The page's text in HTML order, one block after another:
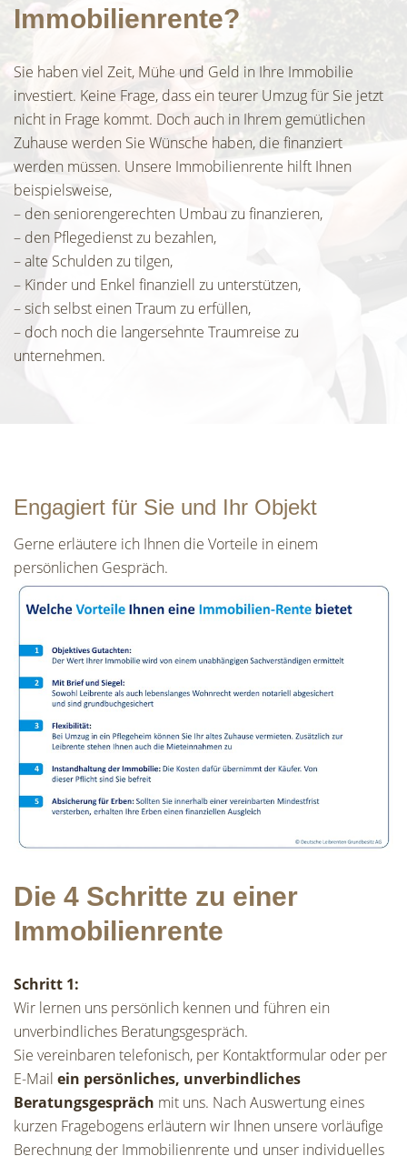
Immobilienrente?
Sie haben viel Zeit, Mühe und Geld in Ihre Immobilie
investiert. Keine Frage, dass ein teurer Umzug für Sie jetzt
nicht in Frage kommt. Doch auch in Ihrem gemütlichen
Zuhause werden Sie Wünsche haben, die finanziert
werden müssen. Unsere Immobilienrente hilft Ihnen
beispielsweise,
– den seniorengerechten Umbau zu finanzieren,
– den Pflegedienst zu bezahlen,
– alte Schulden zu tilgen,
– Kinder und Enkel finanziell zu unterstützen,
– sich selbst einen Traum zu erfüllen,
– doch noch die langersehnte Traumreise zu
unternehmen.
Engagiert für Sie und Ihr Objekt
Gerne erläutere ich Ihnen die Vorteile in einem
persönlichen Gespräch.
Die 4 Schritte zu einer
Immobilienrente
Schritt 1:
Wir lernen uns persönlich kennen und führen ein
unverbindliches Beratungsgespräch.
Sie vereinbaren telefonisch, per Kontaktformular oder per
E-Mail ein persönliches, unverbindliches
Beratungsgespräch mit uns. Nach Auswertung eines
kurzen Fragebogens erläutern wir Ihnen unsere vorläufige
Berechnung der Immobilienrente und unser individuelles